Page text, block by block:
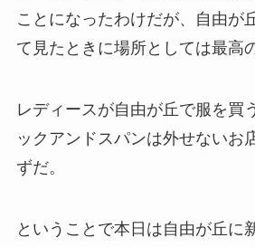
ことになったわけだが、自由が
て見たときに場所としては最高
レディースが自由が丘で服を買
ックアンドスパンは外せないお
ずだ。
ということで本日は自由が丘に